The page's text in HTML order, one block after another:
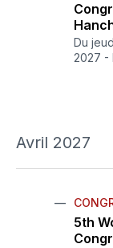
Du
2027 -
Avril 2027
5th